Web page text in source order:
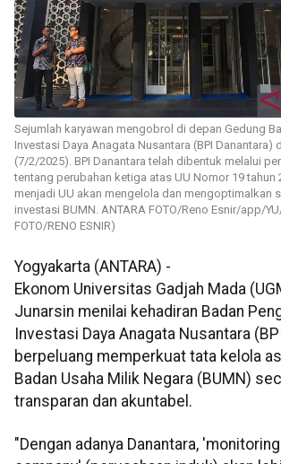
Sejumlah karyawan mengobrol di depan Gedung
Investasi Daya Anagata Nusantara (BPI Danantara)
(7/2/2025). BPI Danantara telah dibentuk melalui
tentang perubahan ketiga atas UU Nomor 19 tahun
menjadi UU akan mengelola dan mengoptimalkan
investasi BUMN. ANTARA FOTO/Reno Esnir/app/
FOTO/RENO ESNIR)
Yogyakarta (ANTARA) -
Ekonom Universitas Gadjah Mada
Junarsin menilai kehadiran Badan
Investasi Daya Anagata Nusantara
berpeluang memperkuat tata kelola
Badan Usaha Milik Negara (BUMN)
transparan dan akuntabel.
"Dengan adanya Danantara,